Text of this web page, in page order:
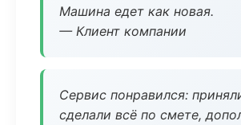
Машина едет как новая.
— Клиент компании
Сервис понравился:
сделали всё по смете,